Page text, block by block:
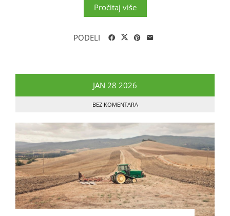
Pročitaj više
PODELI
JAN 28 2026
BEZ KOMENTARA